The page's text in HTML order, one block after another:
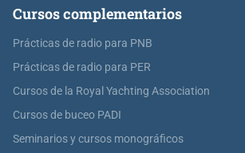
Cursos complementarios
Prácticas de radio para PNB
Prácticas de radio para PER
Cursos de la Royal Yachting Association
Cursos de buceo PADI
Seminarios y cursos monográficos